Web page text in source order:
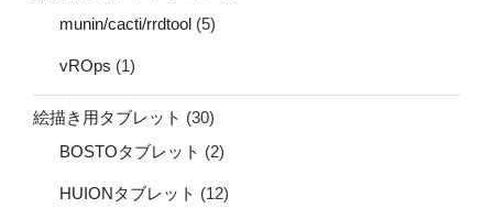
munin/cacti/rrdtool (5)
vROps (1)
絵描き用タブレット (30)
BOSTOタブレット (2)
HUIONタブレット (12)